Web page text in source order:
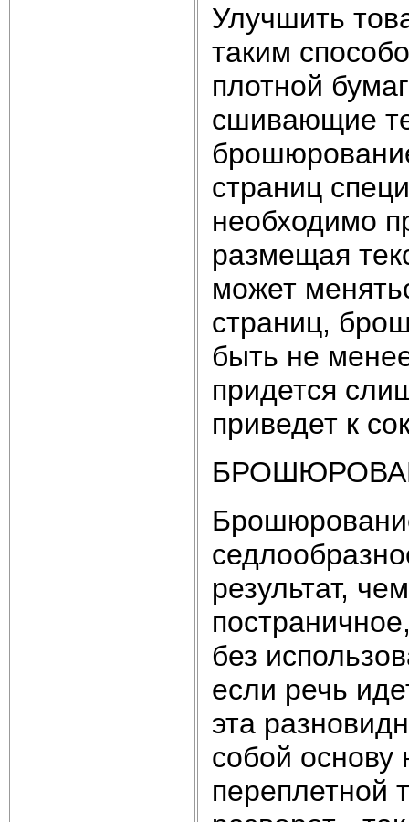
Улучшить
таким
плотной
сшивающие
страниц
необходимо
размещая
может
страниц,
быть не
придется
приведет к
результат,
без
если речь
эта
собой основу
переплетной